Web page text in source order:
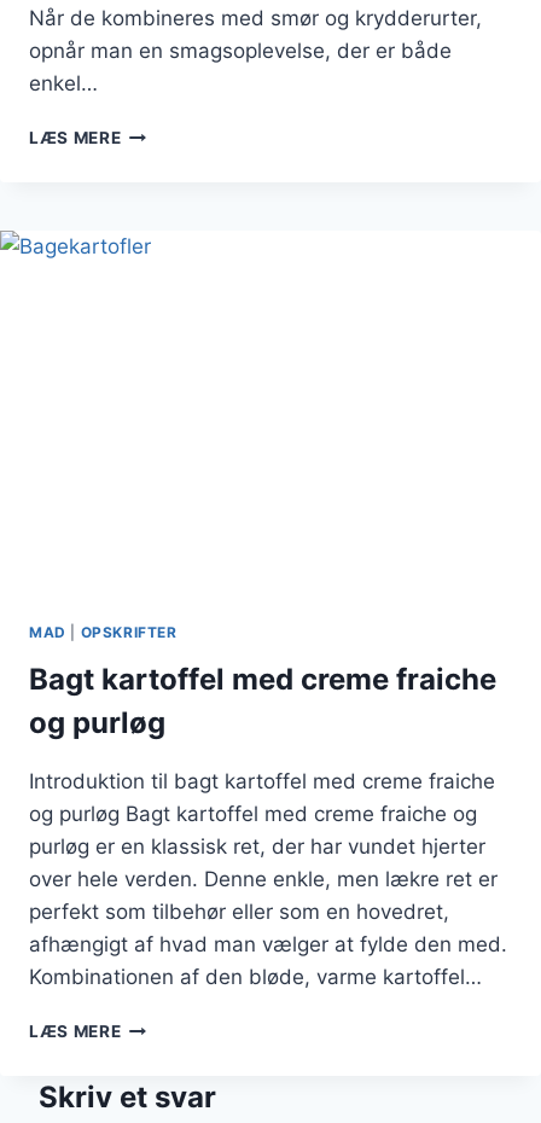
Når de kombineres med smør og krydderurter,
opnår man en smagsoplevelse, der er både
enkel…
LÆS MEREBAGEKARTOFLER
KRYDDERURTER
MAD OPSKRIFTER
Bagt kartoffel med creme fraiche
og purløg
Introduktion til bagt kartoffel med creme fraiche
og purløg Bagt kartoffel med creme fraiche og
purløg er en klassisk ret, der har vundet hjerter
over hele verden. Denne enkle, men lækre ret er
perfekt som tilbehør eller som en hovedret,
afhængigt af hvad man vælger at fylde den med.
Kombinationen af den bløde, varme kartoffel…
LÆS MEREBAGT
CREME
Skriv et svar